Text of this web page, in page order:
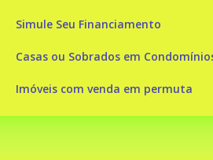
Simule Seu Financiamento
Casas ou Sobrados em
Imóveis com venda em permuta
Imóveis com Vista para o Mar